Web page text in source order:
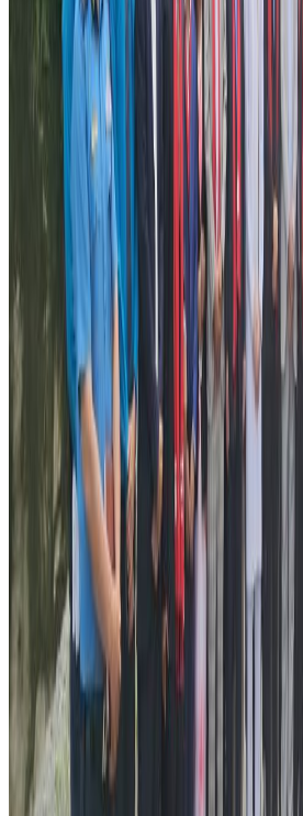
अगुवाहरुलाई हातमा लिन सक्छ कि सक्दैन
कालदेखि अहिलेसम्म डोर्याएर ल्याउने पुराना
प्रगाढ छ । त्यहि मायाका कारण
कामकारवाहीमा चाहिनेभन्दा बढी हस्तक्षेप
कार्यसमितिले ल्याएका
नयाँ नयाँयोजनाहरु अघि
हुने गरेको छ । यस्तो अवस्थालाई रोक्न
नियुक्त अध्यक्ष दिनेश गुरुङले बताउनुभयो ।
अघि बढाउन हाम्रो टिम सधै लागिपर्ने छ । तमु
९० हजार डलर भन्दा बढी रकमलाई कसरी
युवाहरुको यो
टिमले सामुदायिक भवन
इतिहासमा नाम लेखाउने यो नै सुवर्ण अवसर हुनेछ